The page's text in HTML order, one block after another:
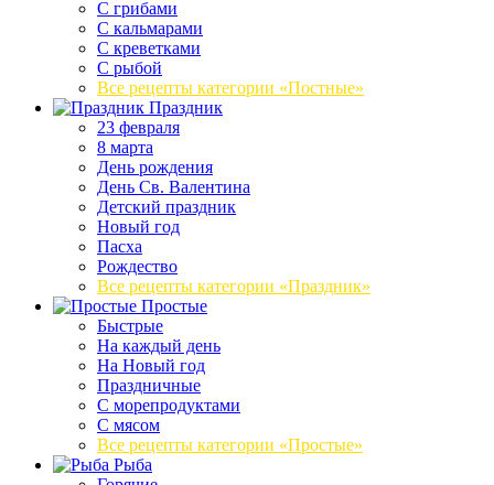
С грибами
С кальмарами
С креветками
С рыбой
Все рецепты категории «Постные»
Праздник
23 февраля
8 марта
День рождения
День Св. Валентина
Детский праздник
Новый год
Пасха
Рождество
Все рецепты категории «Праздник»
Простые
Быстрые
На каждый день
На Новый год
Праздничные
С морепродуктами
С мясом
Все рецепты категории «Простые»
Рыба